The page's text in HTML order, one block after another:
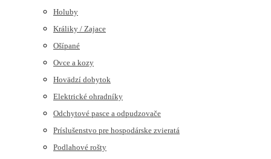
Holuby
Králiky / Zajace
Ošípané
Ovce a kozy
Hovädzí dobytok
Elektrické ohradníky
Odchytové pasce a odpudzovače
Príslušenstvo pre hospodárske zvieratá
Podlahové rošty